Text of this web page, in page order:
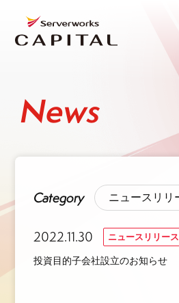
News
Category
2022.11.30 ニュースリリース
投資目的子会社設立のお知らせ